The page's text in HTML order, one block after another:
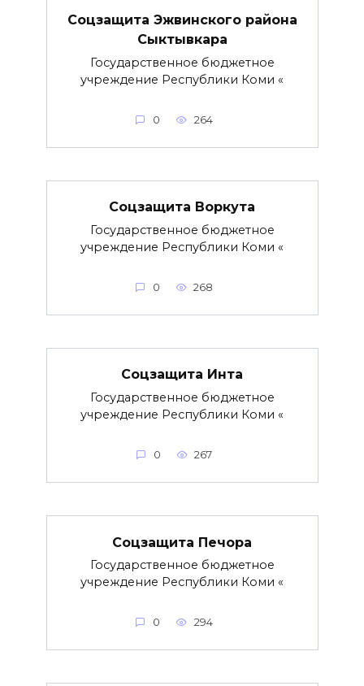
Соцзащита Эжвинского района
Сыктывкара
Государственное бюджетное
учреждение Республики Коми «
0 264
Соцзащита Воркута
Государственное бюджетное
учреждение Республики Коми «
0 268
Соцзащита Инта
Государственное бюджетное
учреждение Республики Коми «
0 267
Соцзащита Печора
Государственное бюджетное
учреждение Республики Коми «
0 294